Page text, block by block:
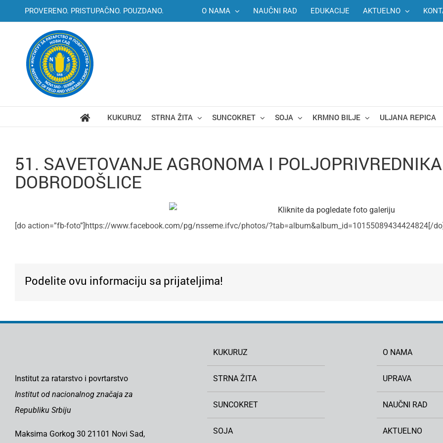
to
PROVERENO. PRISTUPAČNO. POUZDANO. O NAMA NAUČNI RAD EDUKACIJE AKTUELNO
KUKURUZ STRNA ŽITA SUNCOKRET SOJA KRMNO BILJE ULJANA REPICA
51. SAVETOVANJE AGRONOMA I
DOBRODOŠLICE
[do action=”fb-foto”]https://www.facebook.com/pg/nsseme.ifvc/photos/?tab=album&album_id=10155089434424824[/do]
Podelite ovu informaciju sa prijateljima!
Institut za ratarstvo i povrtarstvo
Institut od nacionalnog značaja za
Republiku Srbiju
Maksima Gorkog 30 21101 Novi Sad,
KUKURUZ
STRNA ŽITA
SUNCOKRET
SOJA
O NAMA
UPRAVA
NAUČNI RAD
AKTUELNO